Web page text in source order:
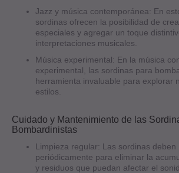
Jazz y música contemporánea: En
sordinas ofrecen la posibilidad de
especiales y agregar un toque
interpretaciones musicales.
Música experimental: En la música
experimental, las sordinas para
herramienta invaluable para explorar
estilos.
Cuidado y Mantenimiento de las
Bombardinistas
Limpieza regular: Las sordinas deben
periódicamente para eliminar la
y residuos que puedan afectar el